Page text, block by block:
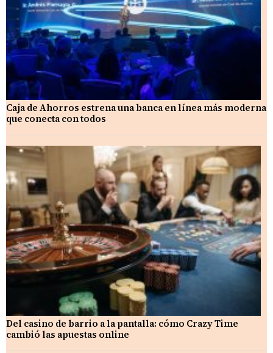
Caja de Ahorros estrena una banca en línea más moderna
que conecta con todos
Del casino de barrio a la pantalla: cómo Crazy Time
cambió las apuestas online